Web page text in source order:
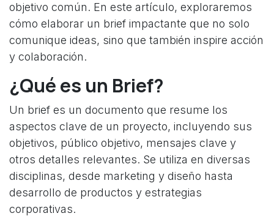
objetivo común. En este artículo, exploraremos
cómo elaborar un brief impactante que no solo
comunique ideas, sino que también inspire acción
y colaboración.
¿Qué es un Brief?
Un brief es un documento que resume los
aspectos clave de un proyecto, incluyendo sus
objetivos, público objetivo, mensajes clave y
otros detalles relevantes. Se utiliza en diversas
disciplinas, desde marketing y diseño hasta
desarrollo de productos y estrategias
corporativas.